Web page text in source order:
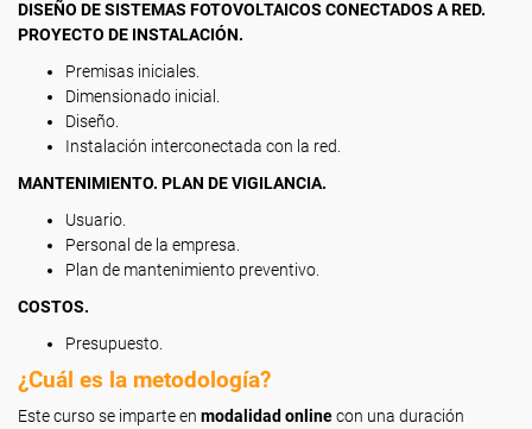
DISEÑO DE SISTEMAS FOTOVOLTAICOS CONECTADOS A RED.
PROYECTO DE INSTALACIÓN.
Premisas iniciales.
Dimensionado inicial.
Diseño.
Instalación interconectada con la red.
MANTENIMIENTO. PLAN DE VIGILANCIA.
Usuario.
Personal de la empresa.
Plan de mantenimiento preventivo.
COSTOS.
Presupuesto.
¿Cuál es la metodología?
Este curso se imparte en modalidad onlinecon una duración